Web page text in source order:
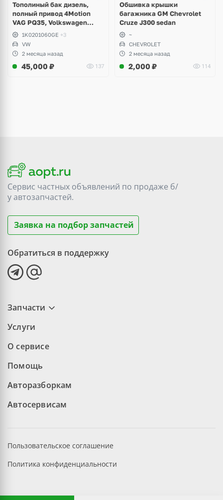
Тополиный бак дизель,
полный привод 4Motion
VAG PQ35, Volkswagen
Scirocco, Golf V, VI, Skoda
Yeti, Octavia A5, Superb,
Audi A3, Seat Altea
1K0201060GE +3
VW
2 месяца назад
45,000 ₽ 137
Обшивка крышки
багажника GM Chevrolet
Cruze J300 sedan
~
CHEVROLET
2 месяца назад
2,000 ₽ 114
Сервис частных объявлений по продаже б/
уавтозапчастей.
Заявка на подбор запчастей
Обратиться в поддержку
Запчасти
Услуги
О сервисе
Помощь
Авторазборкам
Автосервисам
Пользовательское соглашение
Политика конфиденциальности